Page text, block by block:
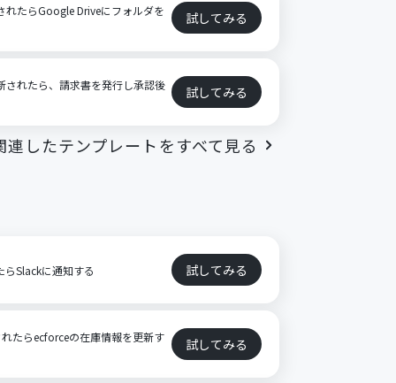
たらGoogle Driveにフォルダを 試してみる
れたら、請求書を発行し承認後 試してみる
連したテンプレートをすべて見る
Slackに通知する 試してみる
たらecforceの在庫情報を更新す 試してみる